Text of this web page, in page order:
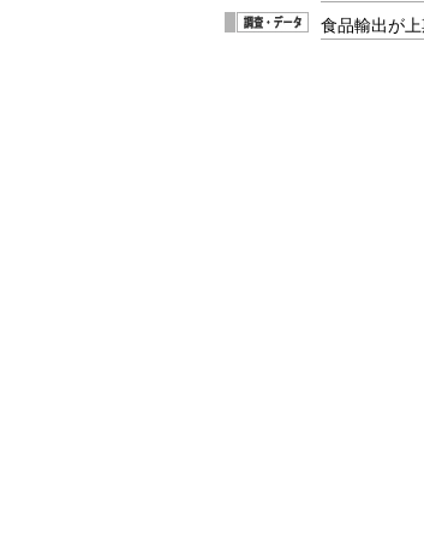
食品輸出が